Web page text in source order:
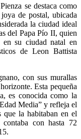
se destaca como
de postal, ubicada
la ciudad ideal
del Papa Pío II, quien
en su ciudad natal en
de Leon Battista
con sus murallas
Esta pequeña
es conocida como la
Media” y refleja el
que la habitaban en el
con hasta 72